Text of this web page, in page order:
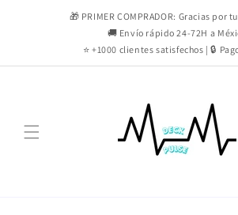
directamente🎁 PRIMER COMPRADOR: Gracias por
🚚 Envío rápido 24-72H a
⭐ +1000 clientes satisfechos | 🔒